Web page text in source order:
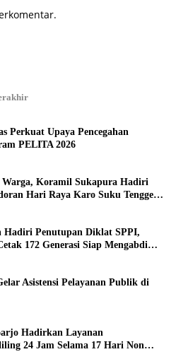
Perkuat Upaya Pencegahan
PELITA 2026
Warga, Koramil Sukapura Hadiri
Hari Raya Karo Suku Tengger
Hadiri Penutupan Diklat SPPI,
172 Generasi Siap Mengabdi
Asistensi Pelayanan Publik di
Hadirkan Layanan
24 Jam Selama 17 Hari Non